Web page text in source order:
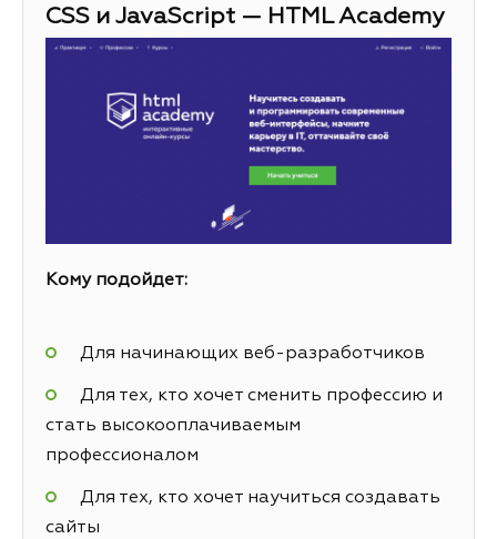
CSS и JavaScript — HTML Academy
Кому подойдет:
Для начинающих веб-разработчиков
Для тех, кто хочет сменить профессию и
стать высокооплачиваемым
профессионалом
Для тех, кто хочет научиться создавать
сайты